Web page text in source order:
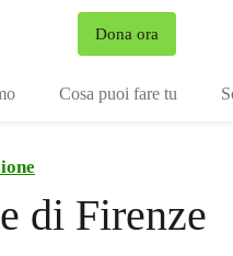
Dona ora
Cosa puoi fare tu
di Firenze